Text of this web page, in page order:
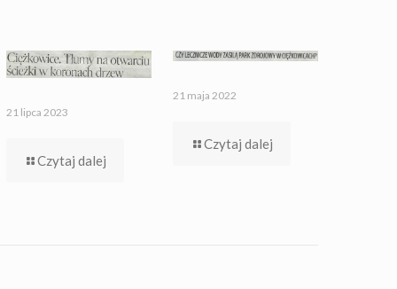
21 lipca 2023
Czytaj dalej
21 maja 2022
Czytaj dalej